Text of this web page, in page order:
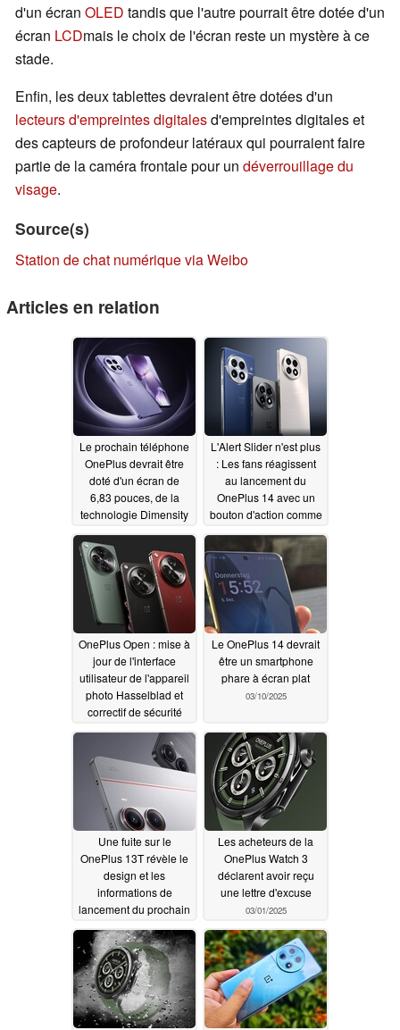
d'un écran OLED tandis que l'autre pourrait être dotée d'un
écran LCDmais le choix de l'écran reste un mystère à ce
stade.
Enfin, les deux tablettes devraient être dotées d'un
lecteurs d'empreintes digitalesd'empreintes digitales et
des capteurs de profondeur latéraux qui pourraient faire
partie de la caméra frontale pour un déverrouillage du
visage.
Source(s)
Station de chat numérique via Weibo
Articles en relation
Le prochain téléphone
OnePlus devrait être
doté d'un écran de
6,83 pouces, de la
technologie Dimensity
9400+ et d'une grande
batterie
03/12/2025
L'Alert Slider n'est plus
: Les fans réagissent
au lancement du
OnePlus 14 avec un
bouton d'action comme
sur Apple iPhone 16
03/11/2025
OnePlus Open : mise à
jour de l'interface
utilisateur de l'appareil
photo Hasselblad et
correctif de sécurité
03/10/2025
Le OnePlus 14 devrait
être un smartphone
phare à écran plat
03/10/2025
Une fuite sur le
OnePlus 13T révèle le
design et les
informations de
lancement du prochain
téléphone "compact"
Snapdragon 8 Elite
03/02/2025
Les acheteurs de la
OnePlus Watch 3
déclarent avoir reçu
une lettre d'excuse
03/01/2025